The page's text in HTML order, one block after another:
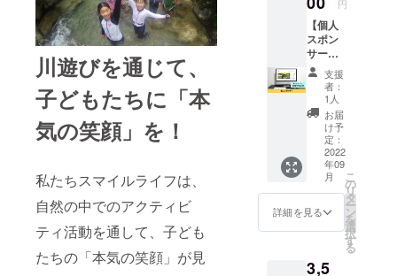
川遊びを通じて、
子どもたちに「本
気の笑顔」を！
私たちスマイルライフは、
自然の中でのアクティビ
ティ活動を通して、子ども
たちの「本気の笑顔」が見
小林豊
治から
熱いお
礼の
メール
をお送
りさせ
ていた
だきま
す。 な
お、支
援時に
上乗せ
支援が
可能で
上乗
円
【個人
スポン
サー】
社団法
人スマ
イルラ
イフ の
個人ス
ポン
サーに
なれる
権利で
す。 社
団法人
スマイ
ルライ
に支援
支援
者：
1人
お届
け予
定：
2022
年09
月
詳細を見る
こ
の
リ
タ
ー
ン
を
選
択
す
る
3,5